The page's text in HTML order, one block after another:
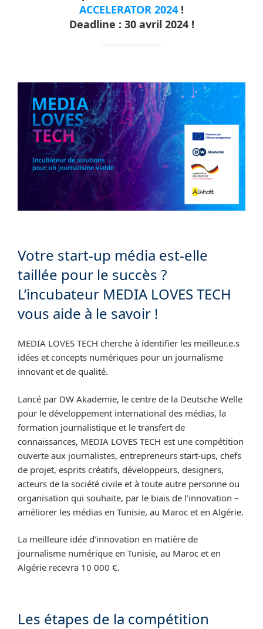
ACCELERATOR 2024 !
Deadline : 30 avril 2024 !
Votre start-up média est-elle
taillée pour le succès ?
L’incubateur MEDIA LOVES TECH
vous aide à le savoir !
MEDIA LOVES TECH cherche à identifier les meilleur.e.s
idées et concepts numériques pour un journalisme
innovant et de qualité.
Lancé par DW Akademie, le centre de la Deutsche Welle
pour le développement international des médias, la
formation journalistique et le transfert de
connaissances, MEDIA LOVES TECH est une compétition
ouverte aux journalistes, entrepreneurs start-ups, chefs
de projet, esprits créatifs, développeurs, designers,
acteurs de la société civile et à toute autre personne ou
organisation qui souhaite, par le biais de l’innovation –
améliorer les médias en Tunisie, au Maroc et en Algérie.
La meilleure idée d’innovation en matière de
journalisme numérique en Tunisie, au Maroc et en
Algérie recevra 10 000 €.
Les étapes de la compétition